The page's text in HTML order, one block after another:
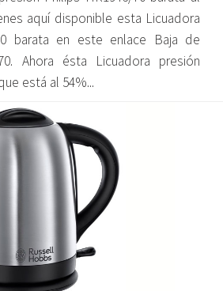
aquí disponible esta Licuadora
barata en este enlace Baja de
Ahora ésta Licuadora presión
está al 54%...